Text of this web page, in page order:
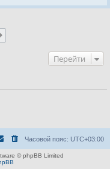
Перейти
Часовой пояс: UTC+03:00
© phpBB Limited